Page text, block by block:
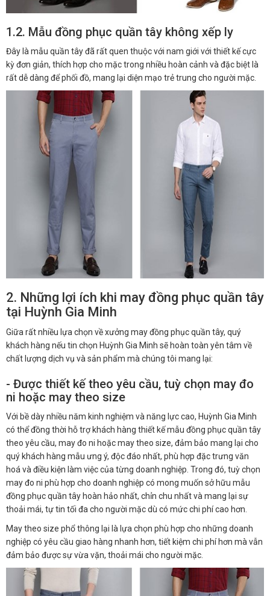
1.2. Mẫu đồng phục quần tây không xếp ly
Đây là mẫu quần tây đã rất quen thuộc với nam giới với thiết kế cực
kỳ đơn giản, thích hợp cho mặc trong nhiều hoàn cảnh và đặc biệt là
rất dễ dàng để phối đồ, mang lại diện mạo trẻ trung cho người mặc.
2. Những lợi ích khi may đồng phục quần tây
tại Huỳnh Gia Minh
Giữa rất nhiều lựa chọn về xưởng may đồng phục quần tây, quý
khách hàng nếu tin chọn Huỳnh Gia Minh sẽ hoàn toàn yên tâm về
chất lượng dịch vụ và sản phẩm mà chúng tôi mang lại:
- Được thiết kế theo yêu cầu, tuỳ chọn may đo
ni hoặc may theo size
Với bề dày nhiều năm kinh nghiệm và năng lực cao, Huỳnh Gia Minh
có thể đồng thời hỗ trợ khách hàng thiết kế mẫu đồng phục quần tây
theo yêu cầu, may đo ni hoặc may theo size, đảm bảo mang lại cho
quý khách hàng mẫu ưng ý, độc đáo nhất, phù hợp đặc trưng văn
hoá và điều kiện làm việc của từng doanh nghiệp. Trong đó, tuỳ chọn
may đo ni phù hợp cho doanh nghiệp có mong muốn sở hữu mẫu
đồng phục quần tây hoàn hảo nhất, chỉn chu nhất và mang lại sự
thoải mái, tự tin tối đa cho người mặc dù có mức chi phí cao hơn.
May theo size phổ thông lại là lựa chọn phù hợp cho những doanh
nghiệp có yêu cầu giao hàng nhanh hơn, tiết kiệm chi phí hơn mà vẫn
đảm bảo được sự vừa vặn, thoải mái cho người mặc.